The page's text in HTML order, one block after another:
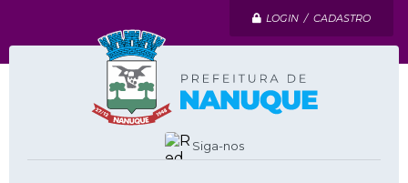
LOGIN / CADASTRO
Siga-nos